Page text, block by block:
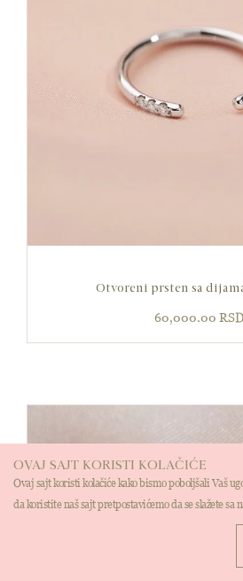
Otvoreni prsten sa
60,000.00 RSD
OVAJ SAJT KORISTI KOLAČIĆE
Ovaj sajt koristi kolačiće kako bismo poboljšali Vaš
da koristite naš sajt pretpostavićemo da se slažete